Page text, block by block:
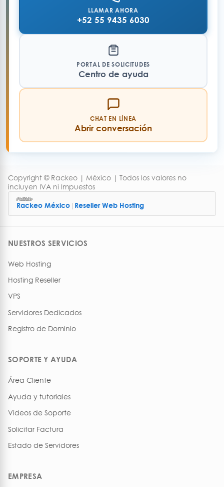
LLAMAR AHORA
+52 55 9435 6030
PORTAL DE SOLICITUDES
Centro de ayuda
CHAT EN LÍNEA
Abrir conversación
Copyright © Rackeo | México | Todos los valores no
incluyen IVA ni Impuestos
Rackeo México | Reseller Web Hosting
NUESTROS SERVICIOS
Web Hosting
Hosting Reseller
VPS
Servidores Dedicados
Registro de Dominio
SOPORTE Y AYUDA
Área Cliente
Ayuda y tutoriales
Videos de Soporte
Solicitar Factura
Estado de Servidores
EMPRESA